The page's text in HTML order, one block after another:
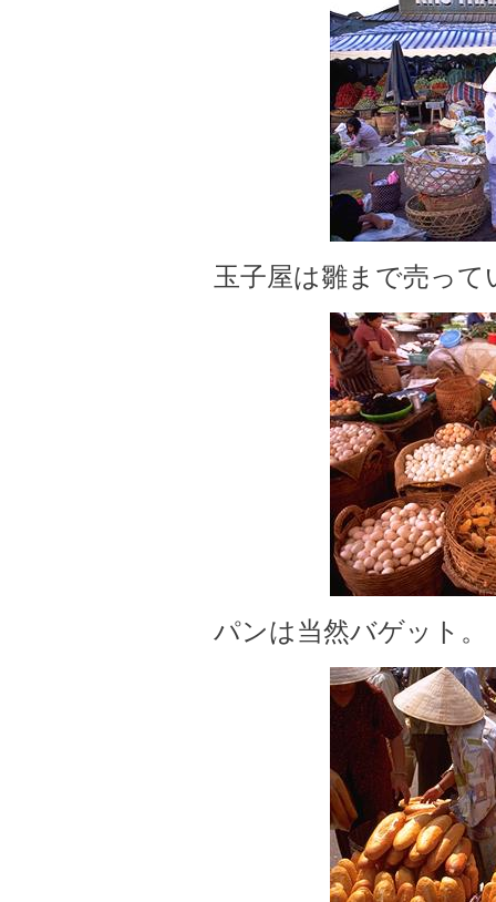
玉子屋は雛まで売って
パンは当然バゲット